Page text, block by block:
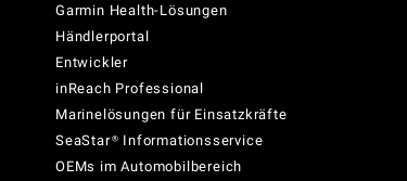
Garmin Health-Lösungen
Händlerportal
Entwickler
inReach Professional
Marinelösungen für Einsatzkräfte
SeaStar® Informationsservice
OEMs im Automobilbereich